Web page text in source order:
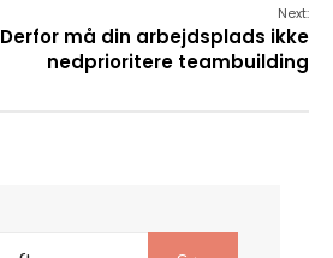
Next:
Derfor må din arbejdsplads ikke
nedprioritere teambuilding